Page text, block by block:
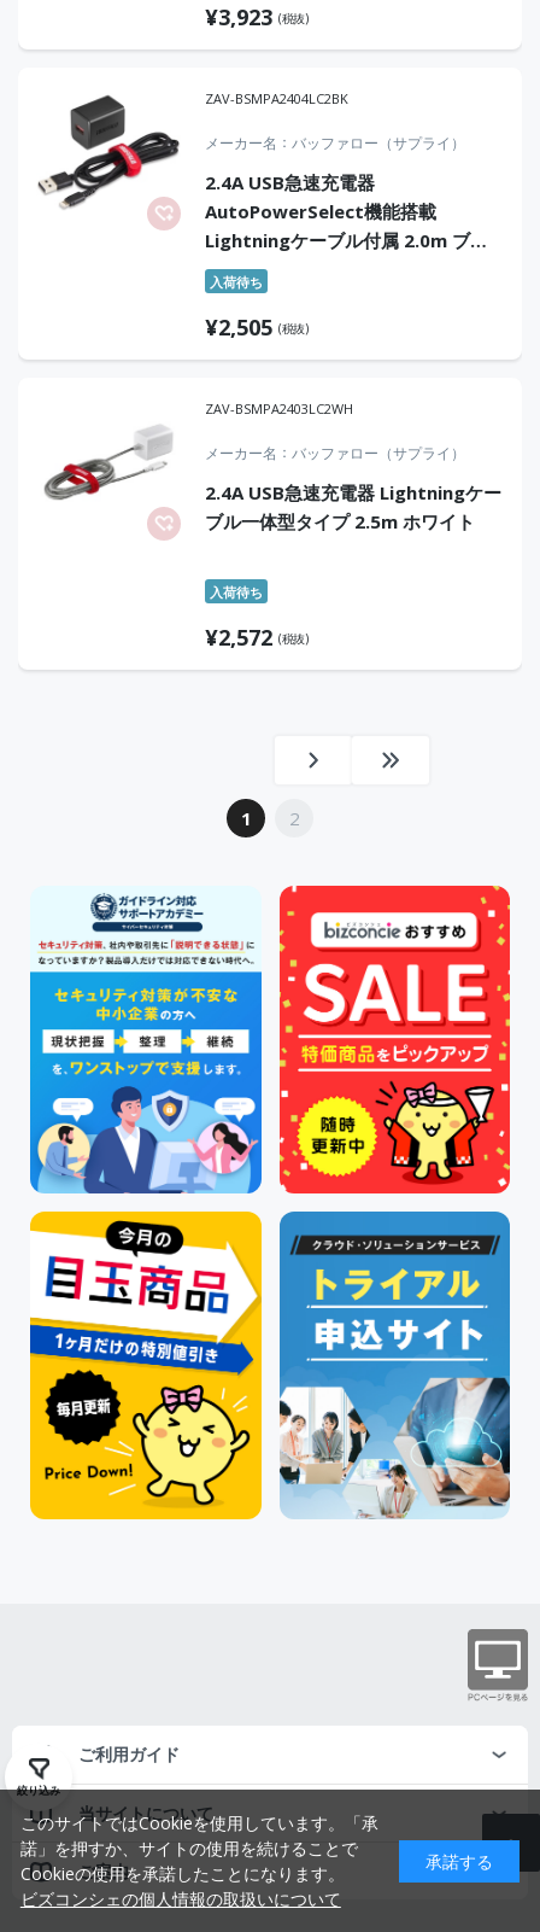
¥3,923 (税抜)
ZAV-BSMPA2404LC2BK
メーカー名 バッファロー（サプライ）
2.4A USB急速充電器
AutoPowerSelect機能搭載
Lightningケーブル付属 2.0m ブラ
ック
入荷待ち
¥2,505 (税抜)
ZAV-BSMPA2403LC2WH
メーカー名 バッファロー（サプライ）
2.4A USB急速充電器 Lightningケー
ブル一体型タイプ 2.5m ホワイト
入荷待ち
¥2,572 (税抜)
1 2
絞り込み
ご利用ガイド
当サイトについて
ご案内
このサイトではCookieを使用しています。「承
諾」を押すか、サイトの使用を続けることで
Cookieの使用を承諾したことになります。
ビズコンシェの個人情報の取扱いについて
承諾する